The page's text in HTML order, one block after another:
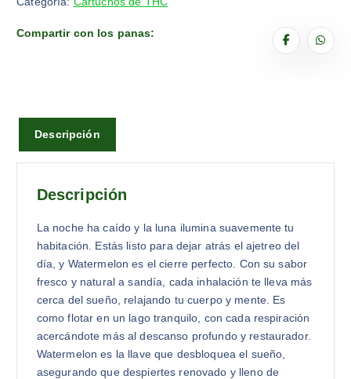
Compartir con los panas:
Descripción
Descripción
La noche ha caído y la luna ilumina suavemente tu
habitación. Estás listo para dejar atrás el ajetreo del
día, y Watermelon es el cierre perfecto. Con su sabor
fresco y natural a sandía, cada inhalación te lleva más
cerca del sueño, relajando tu cuerpo y mente. Es
como flotar en un lago tranquilo, con cada respiración
acercándote más al descanso profundo y restaurador.
Watermelon es la llave que desbloquea el sueño,
asegurando que despiertes renovado y lleno de